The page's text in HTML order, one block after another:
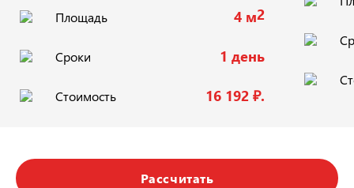
Площадь 4 м2
Сроки 1 день
Стоимость 16 192 ₽.
Рассчитать